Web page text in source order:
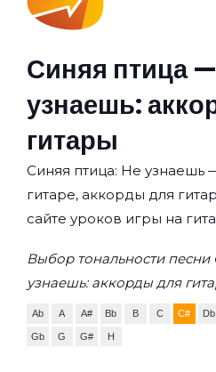
Синяя птица
узнаешь:
гитары
Синяя птица: Не узнаешь
гитаре, аккорды для
сайте уроков игры на
Выбор тональности
узнаешь: аккорды для
Ab A A# Bb B C C# Db
Gb G G# H